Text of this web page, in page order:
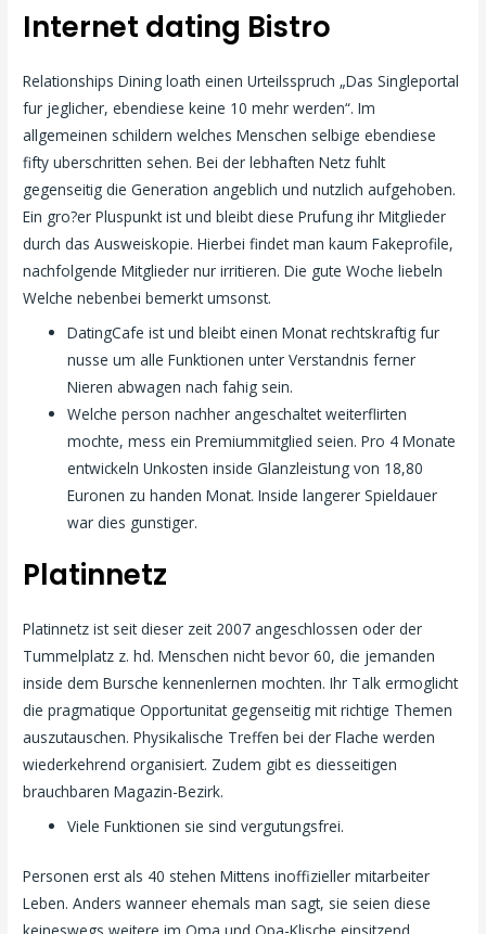
Internet dating Bistro
Relationships Dining loath einen Urteilsspruch „Das Singleportal
fur jeglicher, ebendiese keine 10 mehr werden“. Im
allgemeinen schildern welches Menschen selbige ebendiese
fifty uberschritten sehen. Bei der lebhaften Netz fuhlt
gegenseitig die Generation angeblich und nutzlich aufgehoben.
Ein gro?er Pluspunkt ist und bleibt diese Prufung ihr Mitglieder
durch das Ausweiskopie. Hierbei findet man kaum Fakeprofile,
nachfolgende Mitglieder nur irritieren. Die gute Woche liebeln
Welche nebenbei bemerkt umsonst.
DatingCafe ist und bleibt einen Monat rechtskraftig fur
nusse um alle Funktionen unter Verstandnis ferner
Nieren abwagen nach fahig sein.
Welche person nachher angeschaltet weiterflirten
mochte, mess ein Premiummitglied seien. Pro 4 Monate
entwickeln Unkosten inside Glanzleistung von 18,80
Euronen zu handen Monat. Inside langerer Spieldauer
war dies gunstiger.
Platinnetz
Platinnetz ist seit dieser zeit 2007 angeschlossen oder der
Tummelplatz z. hd. Menschen nicht bevor 60, die jemanden
inside dem Bursche kennenlernen mochten. Ihr Talk ermoglicht
die pragmatique Opportunitat gegenseitig mit richtige Themen
auszutauschen. Physikalische Treffen bei der Flache werden
wiederkehrend organisiert. Zudem gibt es diesseitigen
brauchbaren Magazin-Bezirk.
Viele Funktionen sie sind vergutungsfrei.
Personen erst als 40 stehen Mittens inoffizieller mitarbeiter
Leben. Anders wanneer ehemals man sagt, sie seien diese